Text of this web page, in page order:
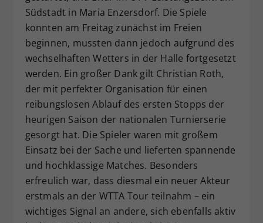
Südstadt in Maria Enzersdorf. Die Spiele
konnten am Freitag zunächst im Freien
beginnen, mussten dann jedoch aufgrund des
wechselhaften Wetters in der Halle fortgesetzt
werden. Ein großer Dank gilt Christian Roth,
der mit perfekter Organisation für einen
reibungslosen Ablauf des ersten Stopps der
heurigen Saison der nationalen Turnierserie
gesorgt hat. Die Spieler waren mit großem
Einsatz bei der Sache und lieferten spannende
und hochklassige Matches. Besonders
erfreulich war, dass diesmal ein neuer Akteur
erstmals an der WTTA Tour teilnahm – ein
wichtiges Signal an andere, sich ebenfalls aktiv
Zweck
Dieser Wert speichert Ihre Consent-
Einstellungen. Unter anderem eine
zufällig generierte ID, für die
historische Speicherung Ihrer
vorgenommen Einstellungen, falls der
Webseiten-Betreiber dies eingestellt
hat.